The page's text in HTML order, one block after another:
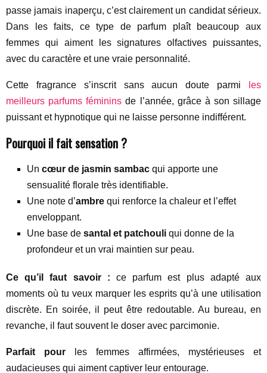
passe jamais inaperçu, c’est clairement un candidat sérieux.
Dans les faits, ce type de parfum plaît beaucoup aux
femmes qui aiment les signatures olfactives puissantes,
avec du caractère et une vraie personnalité.
Cette fragrance s’inscrit sans aucun doute parmi
les
meilleurs parfums féminins de l’année, grâce à son sillage
puissant et hypnotique qui ne laisse personne indifférent.
Pourquoi il fait sensation ?
Un cœur de jasmin sambac qui apporte une
sensualité florale très identifiable.
Une note d’ambre qui renforce la chaleur et l’effet
enveloppant.
Une base de santal et patchouli qui donne de la
profondeur et un vrai maintien sur peau.
Ce qu’il faut savoir : ce parfum est plus adapté aux
moments où tu veux marquer les esprits qu’à une utilisation
discrète. En soirée, il peut être redoutable. Au bureau, en
revanche, il faut souvent le doser avec parcimonie.
Parfait pour les femmes affirmées, mystérieuses et
audacieuses qui aiment captiver leur entourage.